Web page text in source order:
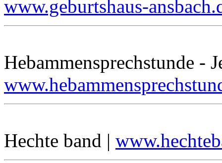
www.geburtshaus-
Hebammensprechstunde -
Hechte band |